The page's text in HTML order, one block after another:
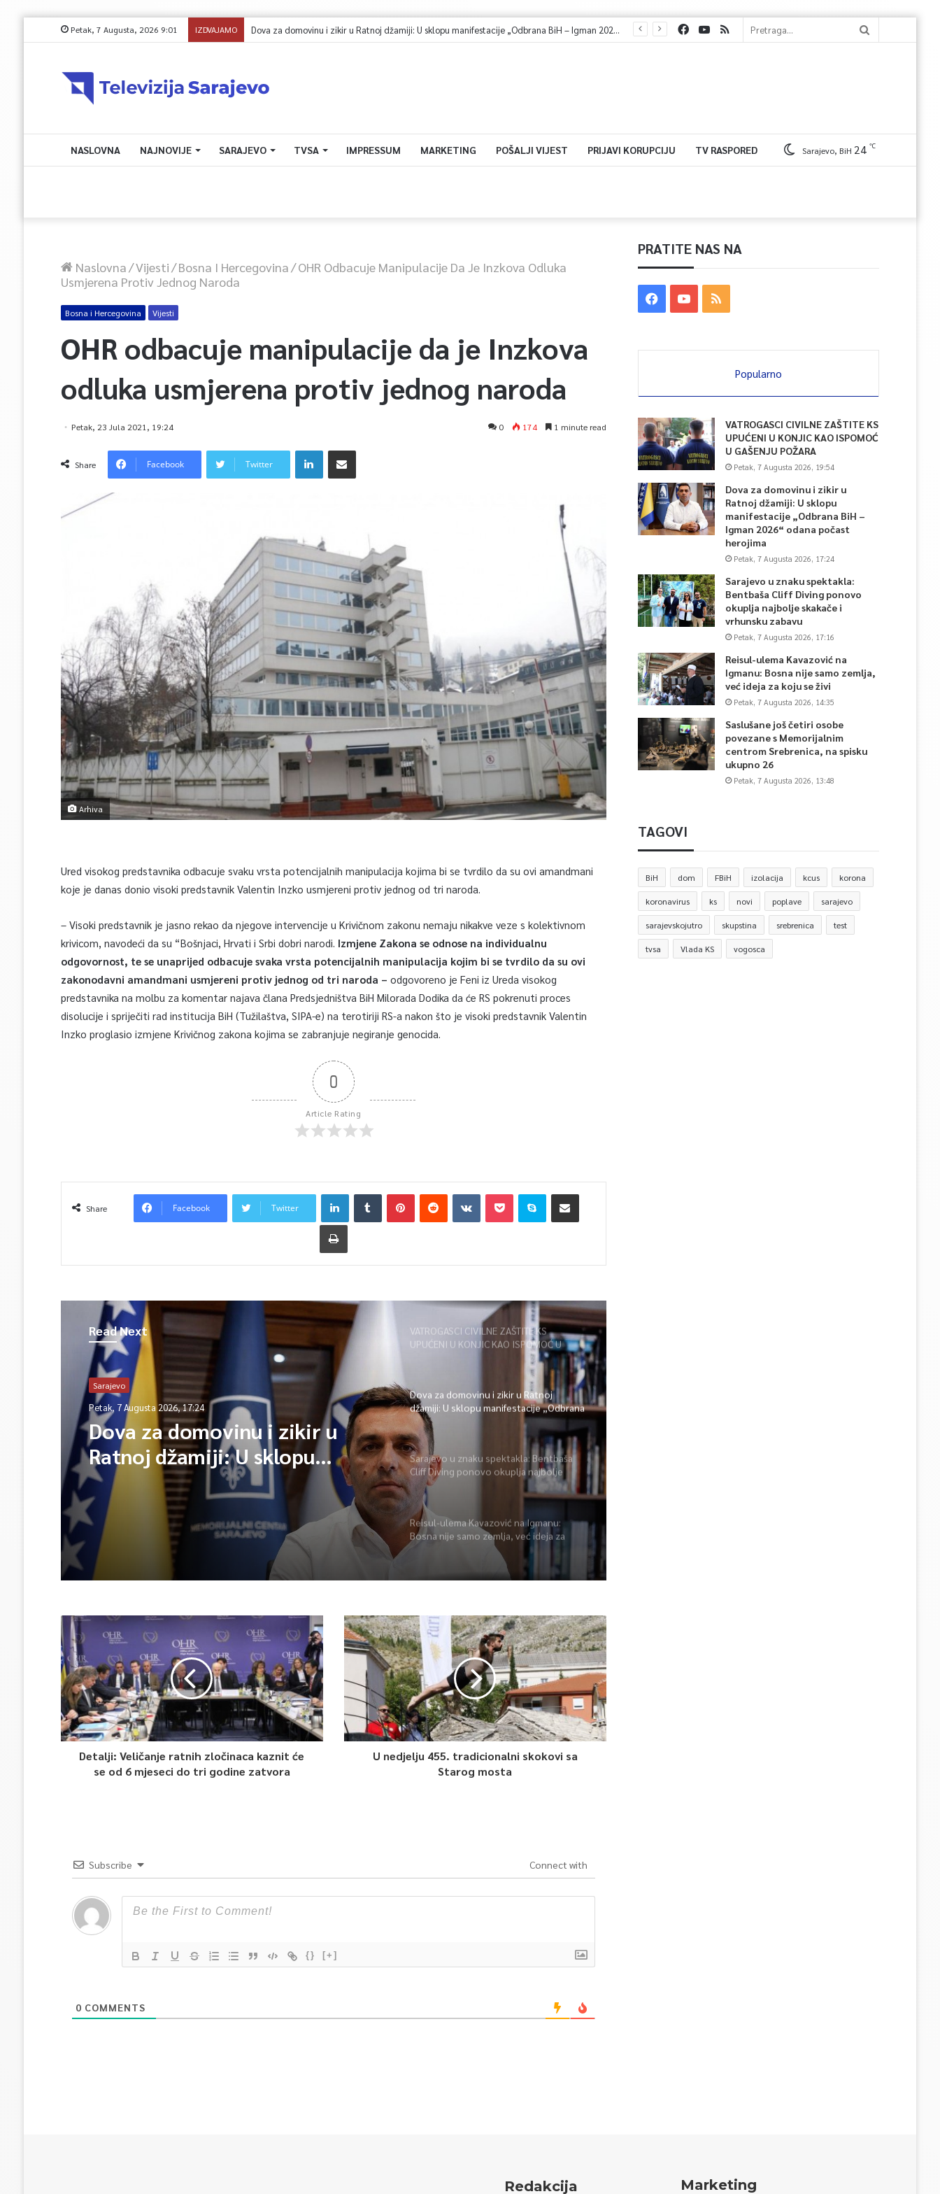
Petak, 7 Augusta, 2026 9:01 IZDVAJAMO
NASLOVNA NAJNOVIJE SARAJEVO TVSA IMPRESSUM MARKETING POŠALJI VIJEST PRIJAVI KORUPCIJU TV RASPORED Sarajevo, BiH 24 ℃
Naslovna/Vijesti/Bosna I Hercegovina/OHR Odbacuje Manipulacije Da Je Inzkova Odluka
Usmjerena Protiv Jednog Naroda
Bosna i Hercegovina Vijesti
OHR odbacuje manipulacije da je Inzkova
odluka usmjerena protiv jednog naroda
Petak, 23 Jula 2021, 19:24 0 174 1 minute read
Share Facebook Twitter
Arhiva
Ured visokog predstavnika odbacuje svaku vrsta potencijalnih manipulacija kojima bi se tvrdilo da su ovi amandmani
koje je danas donio visoki predstavnik Valentin Inzko usmjereni protiv jednog od tri naroda.
– Visoki predstavnik je jasno rekao da njegove intervencije u Krivičnom zakonu nemaju nikakve veze s kolektivnom
krivicom, navodeći da su “Bošnjaci, Hrvati i Srbi dobri narodi. Izmjene Zakona se odnose na individualnu
odgovornost, te se unaprijed odbacuje svaka vrsta potencijalnih manipulacija kojim bi se tvrdilo da su ovi
zakonodavni amandmani usmjereni protiv jednog od tri naroda – odgovoreno je Feni iz Ureda visokog
predstavnika na molbu za komentar najava člana Predsjedništva BiH Milorada Dodika da će RS pokrenuti proces
disolucije i spriječiti rad institucija BiH (Tužilaštva, SIPA-e) na terotiriji RS-a nakon što je visoki predstavnik Valentin
Inzko proglasio izmjene Krivičnog zakona kojima se zabranjuje negiranje genocida.
0
Article Rating
Share Facebook Twitter
Read Next
Sarajevo
Petak, 7 Augusta 2026, 17:24
Dova za domovinu i zikir u
Ratnoj džamiji: U sklopu
manifestacije „Odbrana BiH –
Igman 2026“ odana počast
herojima
VATROGASCI CIVILNE ZAŠTITE KS
UPUĆENI U KONJIC KAO ISPOMOĆ U
Dova za domovinu i zikir u Ratnoj
džamiji: U sklopu manifestacije „Odbrana
BiH – Igman 2026“ odana počast
herojima
Sarajevo u znaku spektakla: Bentbaša
Cliff Diving ponovo okuplja najbolje
skakače i vrhunsku zabavu
Reisul-ulema Kavazović na Igmanu:
Bosna nije samo zemlja, već ideja za
Detalji: Veličanje ratnih zločinaca kaznit će
se od 6 mjeseci do tri godine zatvora
U nedjelju 455. tradicionalni skokovi sa
Starog mosta
Subscribe Connect with
{} [+]
0 COMMENTS
PRATITE NAS NA
Popularno
VATROGASCI CIVILNE ZAŠTITE KS
UPUĆENI U KONJIC KAO ISPOMOĆ
U GAŠENJU POŽARA
Petak, 7 Augusta 2026, 19:54
Dova za domovinu i zikir u
Ratnoj džamiji: U sklopu
manifestacije „Odbrana BiH –
Igman 2026“ odana počast
herojima
Petak, 7 Augusta 2026, 17:24
Sarajevo u znaku spektakla:
Bentbaša Cliff Diving ponovo
okuplja najbolje skakače i
vrhunsku zabavu
Petak, 7 Augusta 2026, 17:16
Reisul-ulema Kavazović na
Igmanu: Bosna nije samo zemlja,
već ideja za koju se živi
Petak, 7 Augusta 2026, 14:35
Saslušane još četiri osobe
povezane s Memorijalnim
centrom Srebrenica, na spisku
ukupno 26
Petak, 7 Augusta 2026, 13:48
TAGOVI
BiH dom FBiH izolacija kcus korona
koronavirus ks novi poplave sarajevo
sarajevskojutro skupstina srebrenica test
tvsa Vlada KS vogosca
Redakcija Marketing